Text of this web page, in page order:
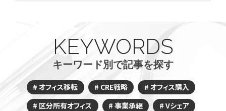
キーワード別で記事を探す
KEYWORDS
オフィス移転 CRE戦略
オフィス購入
区分所有オフィス
事業承継
Vシェア